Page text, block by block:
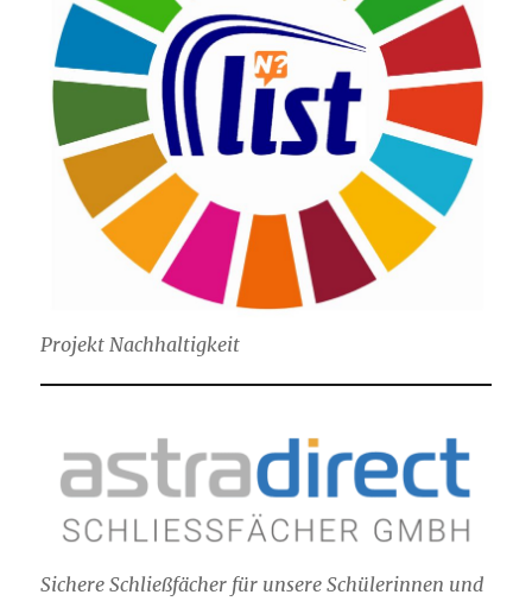
Projekt Nachhaltigkeit
Sichere Schließfächer für unsere Schülerinnen und